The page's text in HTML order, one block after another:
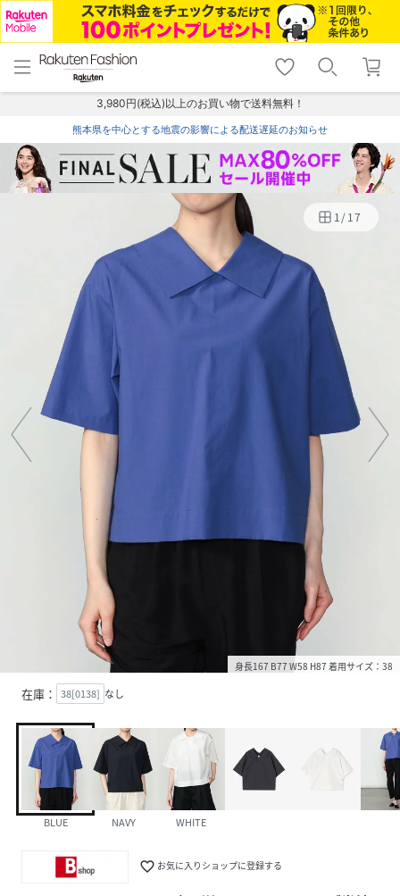
menu home
トップ
shopping_cart lock_outline
ログイン
3,980円(税込)以上のお買い物で送料無料！
熊本県を中心とする地震の影響による配送遅延のお知らせ
1/17
身長167 B77 W58 H87 着用サイズ：38
在庫： 38[0138] なし
BLUE NAVY WHITE
favorite_border お気に入りショップに登録する